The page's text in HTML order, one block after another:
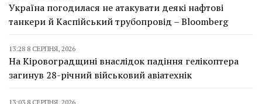
Україна погодилася не атакувати деякі нафтові
танкери й Каспійський трубопровід – Bloomberg
13:28 8 СЕРПНЯ, 2026
На Кіровоградщині внаслідок падіння гелікоптера
загинув 28-річний військовий авіатехнік
13:03 8 СЕРПНЯ, 2026